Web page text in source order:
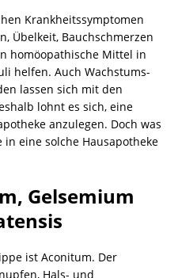
Krankheitssymptomen
Übelkeit, Bauchschmerzen
homöopathische Mittel in
helfen. Auch Wachstums-
lassen sich mit den
lohnt es sich, eine
anzulegen. Doch was
eine solche Hausapotheke
Gelsemium
ist Aconitum. Der
Hals- und